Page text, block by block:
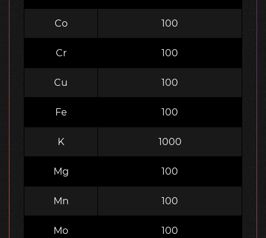
Co 100
Cr 100
Cu 100
Fe 100
K 1000
Mg 100
Mn 100
Mo 100